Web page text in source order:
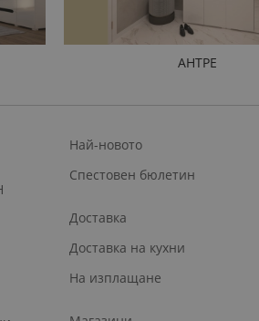
АНТРЕ
Най-новото
Спестовен бюлетин
Доставка
Доставка на кухни
На изплащане